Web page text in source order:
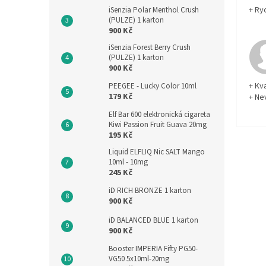
iSenzia Polar Menthol Crush
(PULZE) 1 karton
900 Kč
iSenzia Forest Berry Crush
(PULZE) 1 karton
900 Kč
PEEGEE - Lucky Color 10ml
179 Kč
Elf Bar 600 elektronická cigareta
Kiwi Passion Fruit Guava 20mg
195 Kč
Liquid ELFLIQ Nic SALT Mango
10ml - 10mg
245 Kč
iD RICH BRONZE 1 karton
900 Kč
iD BALANCED BLUE 1 karton
900 Kč
Booster IMPERIA Fifty PG50-
VG50 5x10ml-20mg
+
+
+